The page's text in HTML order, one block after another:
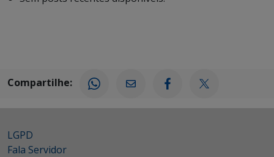
Compartilhe:
LGPD
Fala Servidor